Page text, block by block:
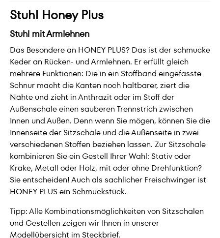
Stuhl Honey Plus
Stuhl mit Armlehnen
Das Besondere an HONEY PLUS? Das ist der schmucke
Keder an Rücken- und Armlehnen. Er erfüllt gleich
mehrere Funktionen: Die in ein Stoffband eingefasste
Schnur macht die Kanten noch haltbarer, ziert die
Nähte und zieht in Anthrazit oder im Stoff der
Außenschale einen sauberen Trennstrich zwischen
Innen und Außen. Denn wenn Sie mögen, können Sie die
Innenseite der Sitzschale und die Außenseite in zwei
verschiedenen Stoffen beziehen lassen. Zur Sitzschale
kombinieren Sie ein Gestell Ihrer Wahl: Stativ oder
Krake, Metall oder Holz, mit oder ohne Drehfunktion?
Sie entscheiden! Auch als sachlicher Freischwinger ist
HONEY PLUS ein Schmuckstück.
Tipp: Alle Kombinationsmöglichkeiten von Sitzschalen
und Gestellen zeigen wir Ihnen in unserer
Modellübersicht im Steckbrief.